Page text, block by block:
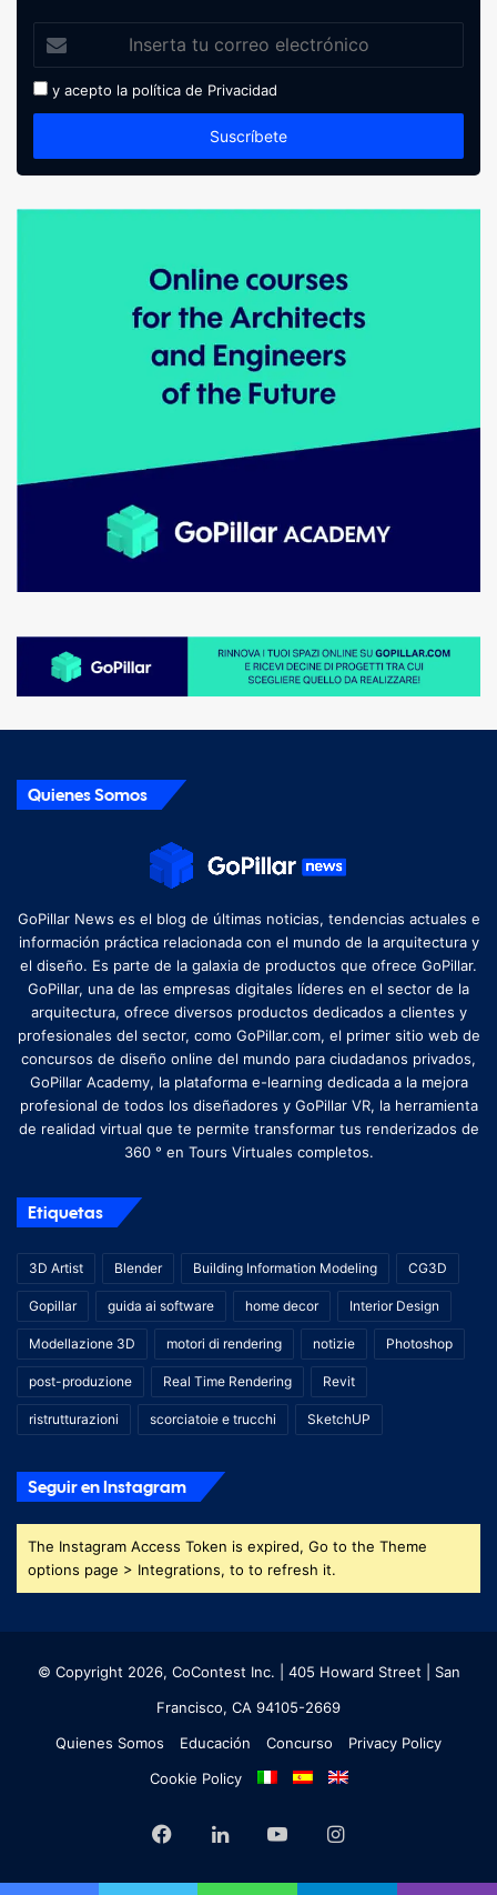
y acepto la política de Privacidad
Quienes Somos
GoPillar News es el blog de últimas noticias, tendencias actuales e
información práctica relacionada con el mundo de la arquitectura y
el diseño. Es parte de la galaxia de productos que ofrece GoPillar.
GoPillar, una de las empresas digitales líderes en el sector de la
arquitectura, ofrece diversos productos dedicados a clientes y
profesionales del sector, como GoPillar.com, el primer sitio web de
concursos de diseño online del mundo para ciudadanos privados,
GoPillar Academy, la plataforma e-learning dedicada a la mejora
profesional de todos los diseñadores y GoPillar VR, la herramienta
de realidad virtual que te permite transformar tus renderizados de
360 ​​° en Tours Virtuales completos.
Etiquetas
3D Artist Blender Building Information Modeling CG3D
Gopillar guida ai software home decor Interior Design
Modellazione 3D motori di rendering notizie Photoshop
post-produzione Real Time Rendering Revit
ristrutturazioni scorciatoie e trucchi SketchUP
Seguir en Instagram
The Instagram Access Token is expired, Go to the Theme
options page > Integrations, to to refresh it.
© Copyright 2026, CoContest Inc. | 405 Howard Street | San
Francisco, CA 94105-2669
Quienes Somos
Educación Concurso
Privacy Policy
Cookie Policy
FacebookLinkedInYouTubeInstagram